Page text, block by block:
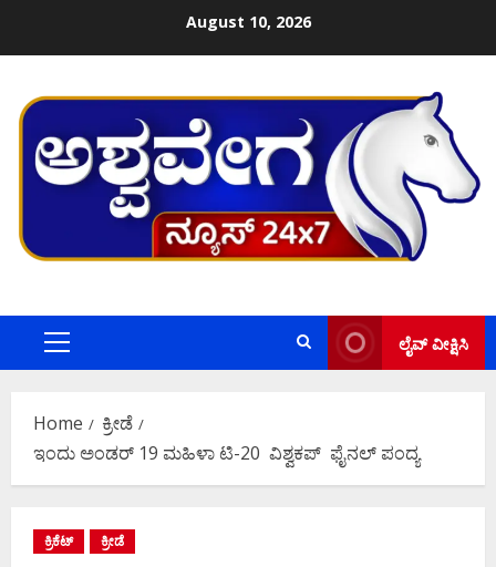
August 10, 2026
Primary
ಲೈವ್ ವೀಕ್ಷಿಸಿ
Home
ಕ್ರೀಡೆ
ಇಂದು ಅಂಡರ್‌ 19 ಮಹಿಳಾ ಟಿ-20 ವಿಶ್ವಕಪ್‌ ಫೈನಲ್‌ ಪಂದ್ಯ
ಕ್ರಿಕೆಟ್ ಕ್ರೀಡೆ